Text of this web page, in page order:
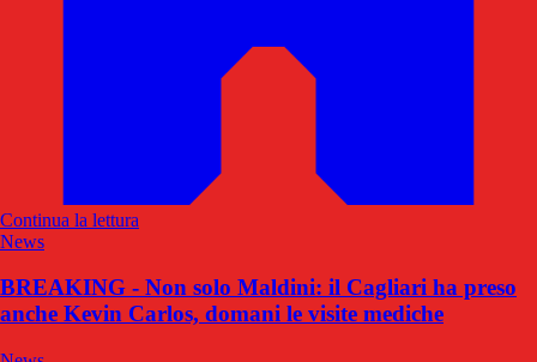
Continua la lettura
News
BREAKING - Non solo Maldini: il Cagliari ha preso
anche Kevin Carlos, domani le visite mediche